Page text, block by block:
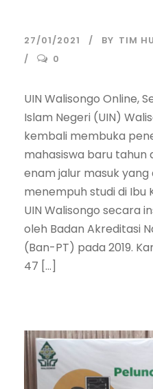
27/01/2021 BY TIM
0
UIN Walisongo Online,
Islam Negeri (UIN)
kembali membuka
mahasiswa baru tahun
enam jalur masuk
menempuh studi di Ibu
UIN Walisongo secara
oleh Badan Akreditasi
(Ban-PT) pada 2019.
47 […]